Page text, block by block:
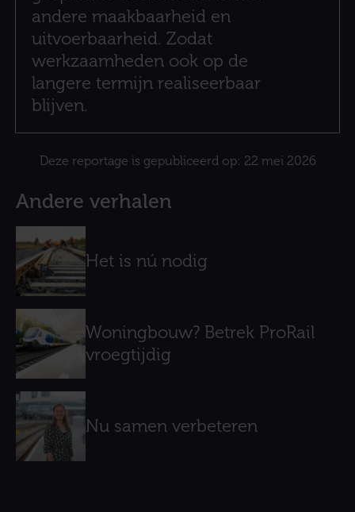
andere maakbaarheid en
uitvoerbaarheid. Zodat
werkzaamheden ook op de
langere termijn realiseerbaar
blijven.
Deze reportage is gepubliceerd op: 22 mei 2026
Andere verhalen
Het is nú nodig
Woningbouw? Betrek ProRail
vroegtijdig
Nu samen verbeteren